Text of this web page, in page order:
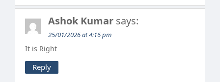
Ashok Kumar says:
25/01/2026 at 4:16 pm
It is Right
Reply